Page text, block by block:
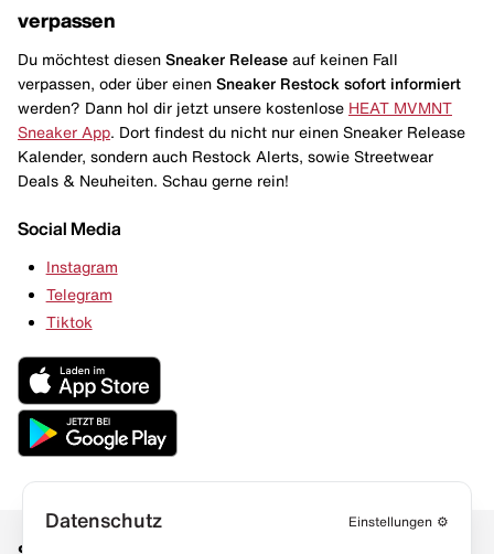
verpassen
Du möchtest diesen Sneaker Release auf keinen Fall
verpassen, oder über einen Sneaker Restock sofort informiert
werden? Dann hol dir jetzt unsere kostenlose HEAT MVMNT
Sneaker App . Dort findest du nicht nur einen Sneaker Release
Kalender, sondern auch Restock Alerts, sowie Streetwear
Deals & Neuheiten. Schau gerne rein!
Social Media
Instagram
Telegram
Tiktok
Datenschutz Einstellungen ⚙️